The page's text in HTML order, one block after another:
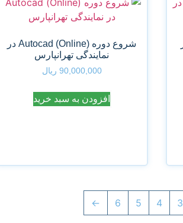
شروع دوره (Online) Autocad در
نمایندگی تهرانپارس
90,000,000 ریال
افزودن به سبد خرید
3
4
5
6
←